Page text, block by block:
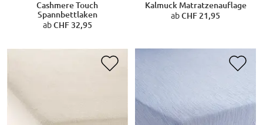
Cashmere Touch
Spannbettlaken
abCHF 32,95
Kalmuck Matratzenauflage
abCHF 21,95